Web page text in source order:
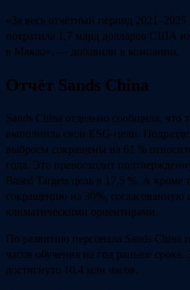
«За весь отчётный период
потратила 1,7 млрд долларов США
в Макао», — добавили в компании.
Отчёт Sands China
Sands China отдельно сообщила, что
выполнила свои ESG‑цели.
выбросы сокращены на 61 %
года. Это превосходит
Based Targets цель в 17,5 %. А кроме
сокращению на 30%, согласованную
климатическими ориентирами.
По развитию персонала Sands China
часов обучения на год раньше срока.
достигнуто 10,4 млн часов.